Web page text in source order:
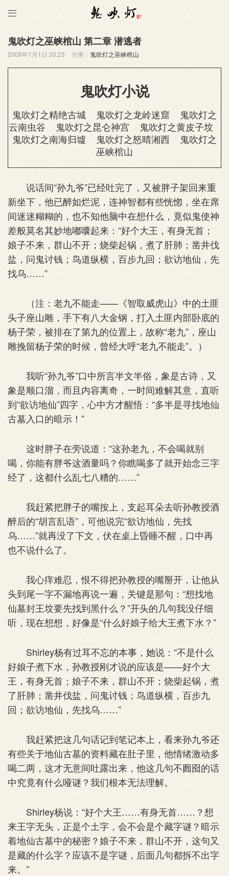

鬼吹灯之巫峡棺山 第二章 潜逃者
2008年1月1日 20:23 分类： 鬼吹灯之巫峡棺山
鬼吹灯小说
鬼吹灯之精绝古城 鬼吹灯之龙岭迷窟
鬼吹灯之
云南虫谷
鬼吹灯之昆仑神宫
鬼吹灯之黄皮子坟
鬼吹灯之南海归墟
鬼吹灯之怒晴湘西
鬼吹灯之
巫峡棺山
说话间“孙九爷”已经吐完了，又被胖子架回来重
新坐下，他已醉如烂泥，连神智都有些恍惚，坐在席
间迷迷糊糊的，也不知他脑中在想什么，竟似鬼使神
差般莫名其妙地嘟囔起来：“好个大王，有身无首；
娘子不来，群山不开；烧柴起锅，煮了肝肺；凿井伐
盐，问鬼讨钱；鸟道纵横，百步九回；欲访地仙，先
找乌……”
（注：老九不能走——《智取威虎山》中的土匪
头子座山雕，手下有八大金钢，打入土匪内部卧底的
杨子荣，被排在了第九的位置上，故称“老九”，座山
雕挽留杨子荣的时候，曾经大呼“老九不能走”。）
我听“孙九爷”口中所言半文半俗，象是古诗，又
象是顺口溜，而且内容离奇，一时间难解其意，直听
到“欲访地仙”四字，心中方才醒悟：“多半是寻找地仙
古墓入口的暗示！”
这时胖子在旁说道：“这孙老九，不会喝就别
喝，你能有胖爷这酒量吗？你瞧喝多了就开始念三字
经了，这都什么乱七八糟的……”
我赶紧把胖子的嘴按上，支起耳朵去听孙教授酒
醉后的“胡言乱语”，可他说完“欲访地仙，先找
乌……”就再没了下文，伏在桌上昏睡不醒，口中再
也不说什么了。
我心痒难忍，恨不得把孙教授的嘴掰开，让他从
头到尾一字不漏地再说一遍，关键是那句：“想找地
仙墓封王坟要先找到黑什么？”开头的几句我没仔细
听，现在想想，好像是“什么好娘子给大王煮下水？”
Shirley杨有过耳不忘的本事，她说：“不是什么
好娘子煮下水，孙教授刚才说的应该是——好个大
王，有身无首；娘子不来，群山不开；烧柴起锅，煮
了肝肺；凿井伐盐，问鬼讨钱；鸟道纵横，百步九
回；欲访地仙，先找乌……”
我赶紧把这几句话记到笔记本上，看来孙九爷还
有些关于地仙古墓的资料藏在肚子里，他情绪激动多
喝二两，这才无意间吐露出来，他这几句不囫囵的话
中究竟有什么哑谜？我们根本无法理解。
Shirley杨说：“好个大王……有身无首……？想
来王字无头，正是个土字，会不会是个藏字谜？暗示
着地仙古墓中的秘密？娘子不来，群山不开，这句又
是藏的什么字？应该不是字谜，后面几句都拆不出字
来。”